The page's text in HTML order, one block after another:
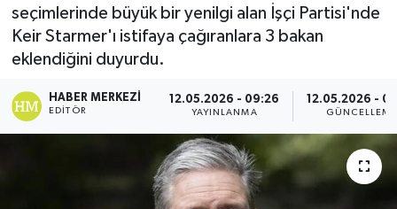
seçimlerinde büyük bir yenilgi alan İşçi Partisi'nde
Keir Starmer'ı istifaya çağıranlara 3 bakan
eklendiğini duyurdu.
HABER MERKEZI
EDITÖR
12.05.2026 - 09:26
YAYINLANMA
12.05.2026 -
GÜNCELLEME
Haber Arşivi